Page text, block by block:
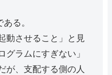
る。
動させること」と見
ラムにすぎない」
が、支配する側の人